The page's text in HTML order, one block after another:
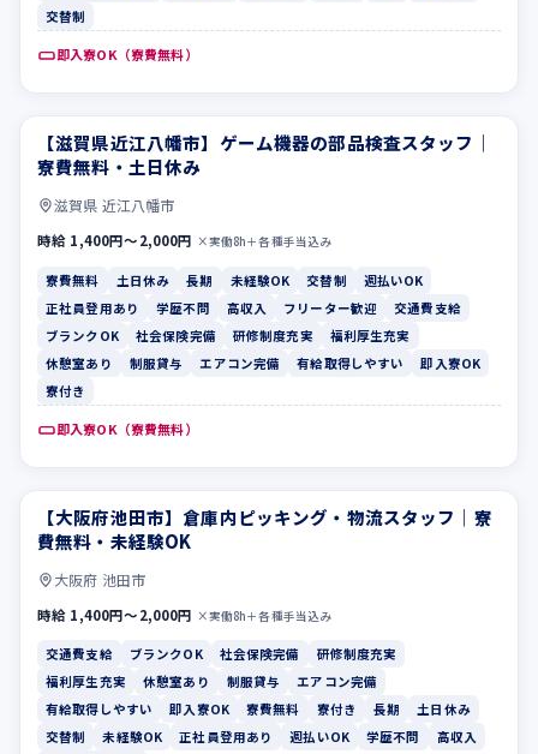
交替制
即入寮OK（寮費無料）
寮費無料 土日休み
【滋賀県近江八幡市】ゲーム機器の部品検査スタッフ｜
寮費無料・土日休み
滋賀県 近江八幡市
時給 1,400円〜2,000円 ×実働8h＋各種手当込み
寮費無料 土日休み 長期 未経験OK 交替制
週払いOK
正社員登用あり
学歴不問 高収入 フリーター歓迎
交通費支給
ブランクOK
社会保険完備 研修制度充実
福利厚生充実
休憩室あり
制服貸与 エアコン完備 有給取得しやすい
即入寮OK
寮付き
即入寮OK（寮費無料）
交通費支給 ブランクOK
【大阪府池田市】倉庫内ピッキング・物流スタッフ｜寮
費無料・未経験OK
大阪府 池田市
時給 1,400円〜2,000円 ×実働8h＋各種手当込み
交通費支給 ブランクOK 社会保険完備
研修制度充実
福利厚生充実
休憩室あり 制服貸与
エアコン完備
有給取得しやすい
即入寮OK 寮費無料 寮付き 長期
土日休み
交替制
未経験OK 正社員登用あり 週払いOK 学歴不問
高収入